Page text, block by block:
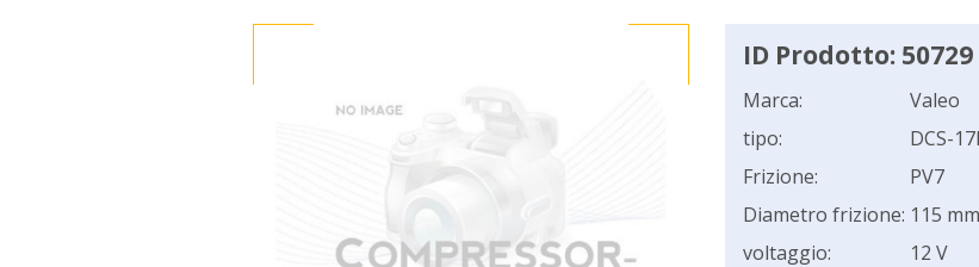
ID Prodotto: 50729
Marca:
Valeo
tipo:
DCS-
Frizione:
PV7
Diametro frizione: 115 mm
voltaggio:
12 V